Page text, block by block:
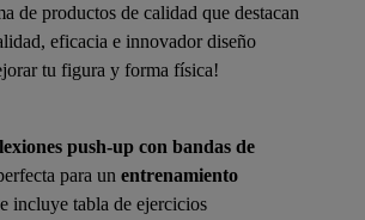
de productos de calidad que destacan
eficacia e innovador diseño
tu figura y forma física!
push-up con bandas de
para un entrenamiento
incluye tabla de ejercicios